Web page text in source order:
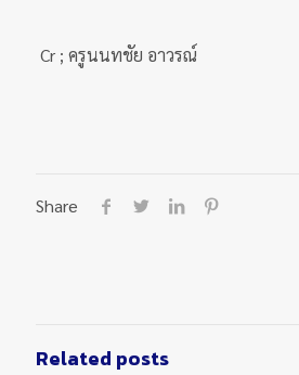
Cr ; ครูนนทชัย อาวรณ์
Share
Related posts